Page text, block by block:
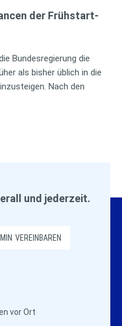
der Frühstart-
Bundesregierung die
als bisher üblich in die
Nach den
und jederzeit.
VEREINBAREN
vor Ort